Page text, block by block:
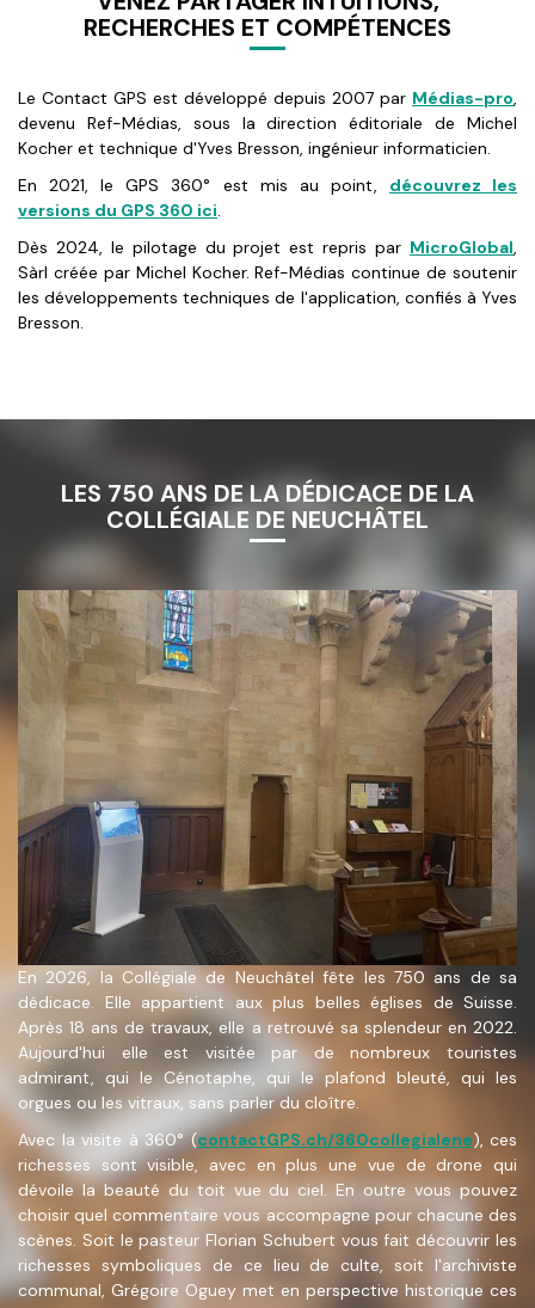
RECHERCHES ET COMPÉTENCES
Le Contact GPS est développé depuis 2007 par Médias-pro,
devenu Ref-Médias, sous la direction éditoriale de Michel
Kocher et technique d'Yves Bresson, ingénieur informaticien.
En 2021, le GPS 360° est mis au point, découvrez les
versions du GPS 360 ici.
Dès 2024, le pilotage du projet est repris par MicroGlobal,
Sàrl créée par Michel Kocher. Ref-Médias continue de soutenir
les développements techniques de l'application, confiés à Yves
Bresson.
LES 750 ANS DE LA DÉDICACE DE LA
COLLÉGIALE DE NEUCHÂTEL
En 2026, la Collégiale de Neuchâtel fête les 750 ans de sa
dédicace. Elle appartient aux plus belles églises de Suisse.
Après 18 ans de travaux, elle a retrouvé sa splendeur en 2022.
Aujourd'hui elle est visitée par de nombreux touristes
admirant, qui le Cénotaphe, qui le plafond bleuté, qui les
orgues ou les vitraux, sans parler du cloître.
Avec la visite à 360° (contactGPS.ch/360collegialene), ces
richesses sont visible, avec en plus une vue de drone qui
dévoile la beauté du toit vue du ciel. En outre vous pouvez
choisir quel commentaire vous accompagne pour chacune des
scènes. Soit le pasteur Florian Schubert vous fait découvrir les
richesses symboliques de ce lieu de culte, soit l'archiviste
communal, Grégoire Oguey met en perspective historique ces